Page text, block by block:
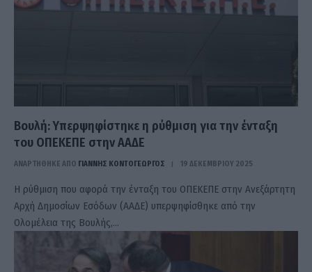
Βουλή: Υπερψηφίστηκε η ρύθμιση για την ένταξη
του ΟΠΕΚΕΠΕ στην ΑΑΔΕ
ΑΝΑΡΤΗΘΗΚΕ ΑΠΟ ΓΙΆΝΝΗΣ ΚΟΝΤΟΓΕΏΡΓΟΣ 19 ΔΕΚΕΜΒΡΊΟΥ 2025
Η ρύθμιση που αφορά την ένταξη του ΟΠΕΚΕΠΕ στην Ανεξάρτητη
Αρχή Δημοσίων Εσόδων (ΑΑΔΕ) υπερψηφίσθηκε από την
Ολομέλεια της Βουλής,…